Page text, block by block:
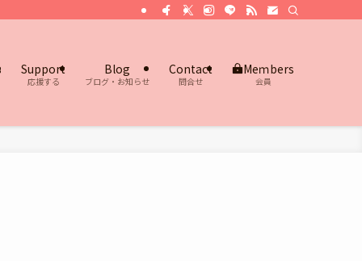
Support
応援する
Blog
ブログ・お知らせ
Contact
問合せ
Meｍbers
会員